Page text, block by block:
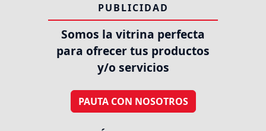
PUBLICIDAD
Somos la vitrina perfecta
para ofrecer tus productos
y/o servicios
PAUTA CON NOSOTROS